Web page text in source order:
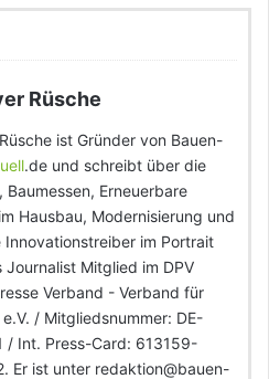
Rüsche
ist Gründer von Bauen-
.de und schreibt über die
Baumessen, Erneuerbare
Hausbau, Modernisierung und
Innovationstreiber im Portrait
Journalist Mitglied im DPV
Verband - Verband für
/ Mitgliedsnummer: DE-
/ Int. Press-Card: 613159-
Er ist unter redaktion@bauen-